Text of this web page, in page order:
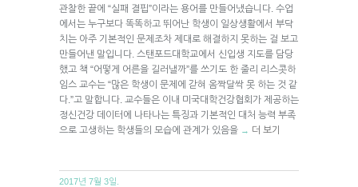
관찰한 끝에 “실패 결핍”이라는 용어를 만들어냈습니다. 수업
에서는 누구보다 똑똑하고 뛰어난 학생이 일상생활에서 부닥
치는 아주 기본적인 문제조차 제대로 해결하지 못하는 걸 보고
만들어낸 말입니다. 스탠포드대학교에서 신입생 지도를 담당
했고 책 “어떻게 어른을 길러낼까”를 쓰기도 한 줄리 리스콧하
임스 교수는 “많은 학생이 문제에 갇혀 옴짝달싹 못 하는 것 같
다.”고 말합니다. 교수들은 이내 미국대학건강협회가 제공하는
정신건강 데이터에 나타나는 특징과 기본적인 대처 능력 부족
으로 고생하는 학생들의 모습에 관계가 있음을 → 더 보기
2017년 7월 3일.